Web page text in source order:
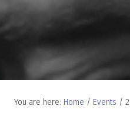
You are here: Home / Events /